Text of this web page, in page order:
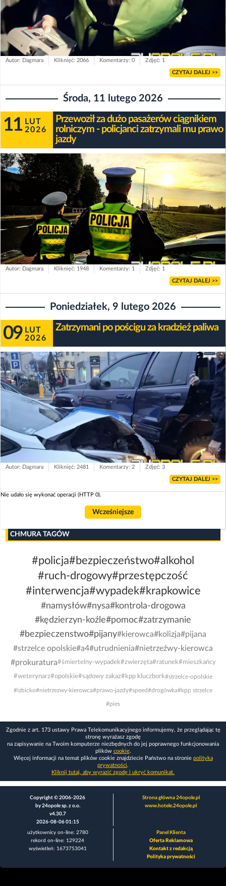
Autor: Dagmara Kliknięć: 2066 Komentarzy: 0 Zdjęć: 1
CZYTAJ DALEJ >>
Środa, 11 lutego 2026
11 LUT
2026
Przewoził za dużo pasażerów ciągnikiem
rolniczym - policjanci zatrzymali mu prawo
jazdy
Autor: Dagmara Kliknięć: 1948 Komentarzy: 1 Zdjęć: 1
CZYTAJ DALEJ >>
Poniedziałek, 9 lutego 2026
09 LUT
2026
Zatrzymani po pościgu za kradzież paliwa
Autor: Dagmara Kliknięć: 2481 Komentarzy: 2 Zdjęć: 3
CZYTAJ DALEJ >>
Nie udało się wykonać operacji (HTTP 0).
Wcześniejsze
CHMURA TAGÓW
#policja#bezpieczeństwo#alkohol
#ruch-drogowy#przestępczość
#interwencja#wypadek#krapkowice
#namysłów#nysa#kontrola-drogowa
#kędzierzyn-koźle#pomoc#zatrzymanie
#bezpieczenstwo#pijany#kierowca#kolizja#pijana
#strzelce opolskie#a4#utrudnienia#nietrzeźwy-kierowca
#prokuratura#śmiertelny-wypadek#zwierzęta#ratunek#mieszkańcy
#weterynarz#opolskie#sądowy zakaz#kpp kluczbork#strzelce-opolskie
#izbicko#nietrzezwy-kierowca#prawo-jazdy#speed#drogówka#kpp strzelce
#pies
Zgodnie z art. 173 ustawy Prawa Telekomunikacyjnego informujemy, że przeglądając tę
stronę wyrażasz zgodę
na zapisywanie na Twoim komputerze niezbędnych do jej poprawnego funkcjonowania
plików cookie.
Więcej informacji na temat plików cookie znajdziecie Państwo na stronie polityka
prywatności.
Kliknij tutaj, aby wyrazić zgodę i ukryć komunikat.
Copyright © 2006-2026
by 24opole sp. z o.o.
v4.30.7
2026-08-06 01:15
Strona główna 24opole.pl
www.hotele.24opole.pl
użytkownicy on-line: 2780
rekord on-line: 129224
wyświetleń: 1673753041
Panel Klienta
Oferta Reklamowa
Kontakt z redakcją
Polityka prywatności